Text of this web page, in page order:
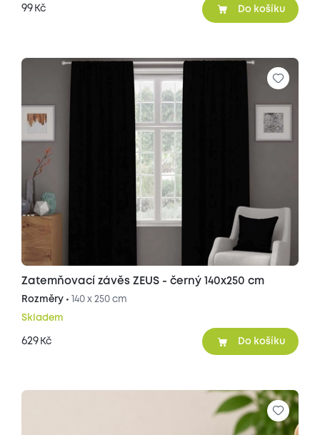
99 Kč Do košíku
Zatemňovací závěs ZEUS - černý 140x250 cm
Rozměry • 140 x 250 cm
Skladem
629 Kč Do košíku